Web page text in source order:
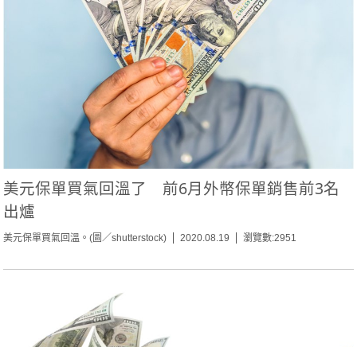
美元保單買氣回溫了 前6月外幣保單銷售前3名
出爐
美元保單買氣回溫。(圖／shutterstock) 2020.08.19 瀏覽數:2951